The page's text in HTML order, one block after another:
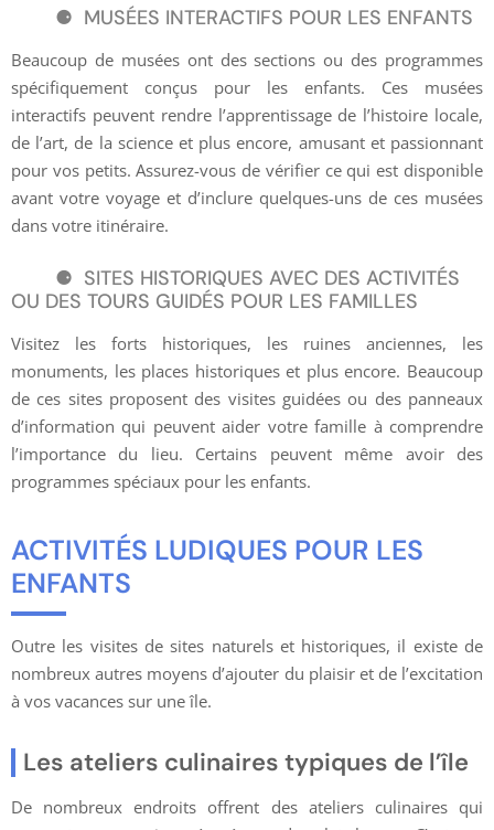
MUSÉES INTERACTIFS POUR LES ENFANTS
Beaucoup de musées ont des sections ou des programmes
spécifiquement conçus pour les enfants. Ces musées
interactifs peuvent rendre l’apprentissage de l’histoire locale,
de l’art, de la science et plus encore, amusant et passionnant
pour vos petits. Assurez-vous de vérifier ce qui est disponible
avant votre voyage et d’inclure quelques-uns de ces musées
dans votre itinéraire.
SITES HISTORIQUES AVEC DES ACTIVITÉS
OU DES TOURS GUIDÉS POUR LES FAMILLES
Visitez les forts historiques, les ruines anciennes, les
monuments, les places historiques et plus encore. Beaucoup
de ces sites proposent des visites guidées ou des panneaux
d’information qui peuvent aider votre famille à comprendre
l’importance du lieu. Certains peuvent même avoir des
programmes spéciaux pour les enfants.
ACTIVITÉS LUDIQUES POUR LES
ENFANTS
Outre les visites de sites naturels et historiques, il existe de
nombreux autres moyens d’ajouter du plaisir et de l’excitation
à vos vacances sur une île.
Les ateliers culinaires typiques de l’île
De nombreux endroits offrent des ateliers culinaires qui